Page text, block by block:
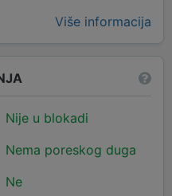
Više informacija
Nije u blokadi
Nema poreskog duga
Ne